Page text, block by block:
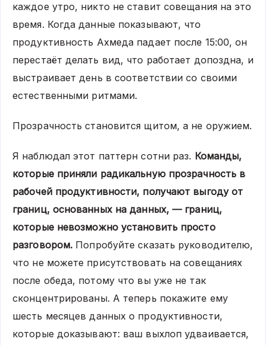
каждое утро, никто не ставит совещания на это
время. Когда данные показывают, что
продуктивность Ахмеда падает после 15:00, он
перестаёт делать вид, что работает допоздна, и
выстраивает день в соответствии со своими
естественными ритмами.
Прозрачность становится щитом, а не оружием.
Я наблюдал этот паттерн сотни раз. Команды,
которые приняли радикальную прозрачность в
рабочей продуктивности, получают выгоду от
границ, основанных на данных, — границ,
которые невозможно установить просто
разговором. Попробуйте сказать руководителю,
что не можете присутствовать на совещаниях
после обеда, потому что вы уже не так
сконцентрированы. А теперь покажите ему
шесть месяцев данных о продуктивности,
которые доказывают: ваш выхлоп удваивается,